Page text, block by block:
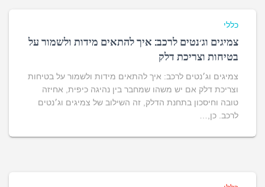
כללי
צמיגים וג׳נטים לרכב: איך להתאים מידות ולשמור על
בטיחות וצריכת דלק
צמיגים וג׳נטים לרכב: איך להתאים מידות ולשמור על בטיחות
וצריכת דלק אם יש משהו שמחבר בין נהיגה כיפית, אחיזה
טובה וחיסכון בתחנת הדלק, זה השילוב של צמיגים וג׳נטים
לרכב. כן,…